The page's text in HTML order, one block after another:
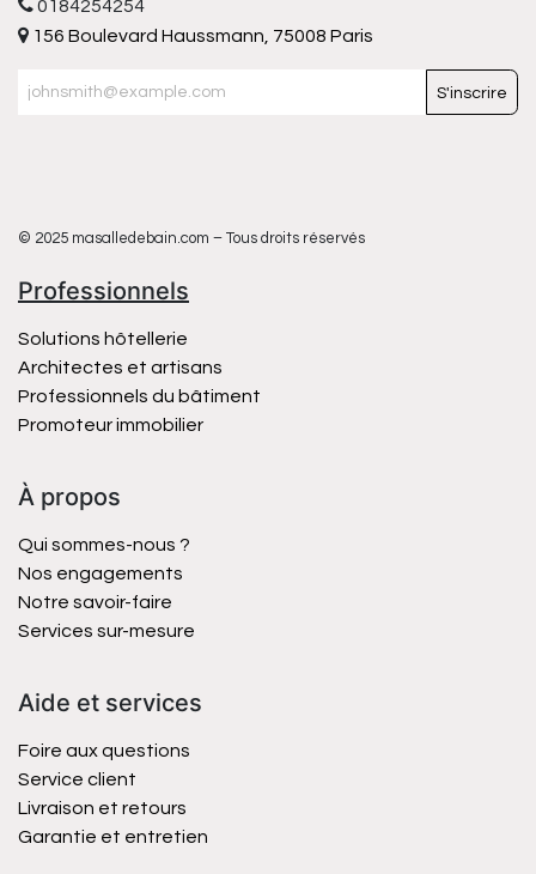
0184254254
156 Boulevard Haussmann, 75008 Paris
S'inscrire
© 2025 masalledebain.com – Tous droits réservés
Professionnels
Solutions hôtellerie
Architectes et artisans
Professionnels du bâtiment
Promoteur immobilier
À propos
Qui sommes-nous ?
Nos engagements
Notre savoir-faire
Services sur-mesure
Aide et services
Foire aux questions
Service client
Livraison et retours
Garantie et entretien